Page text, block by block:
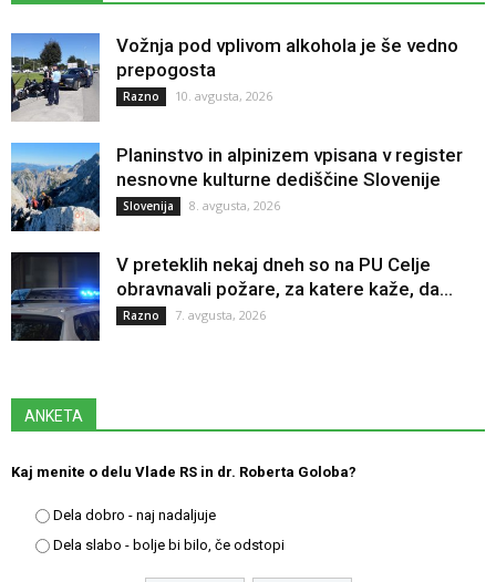
Vožnja pod vplivom alkohola je še vedno
prepogosta
Razno 10. avgusta, 2026
Planinstvo in alpinizem vpisana v register
nesnovne kulturne dediščine Slovenije
Slovenija 8. avgusta, 2026
V preteklih nekaj dneh so na PU Celje
obravnavali požare, za katere kaže, da...
Razno 7. avgusta, 2026
ANKETA
Kaj menite o delu Vlade RS in dr. Roberta Goloba?
Dela dobro - naj nadaljuje
Dela slabo - bolje bi bilo, če odstopi